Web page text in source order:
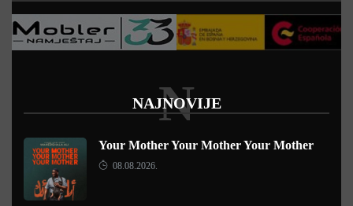
NAJNOVIJE
N
Your Mother Your Mother Your Mother
08.08.2026.